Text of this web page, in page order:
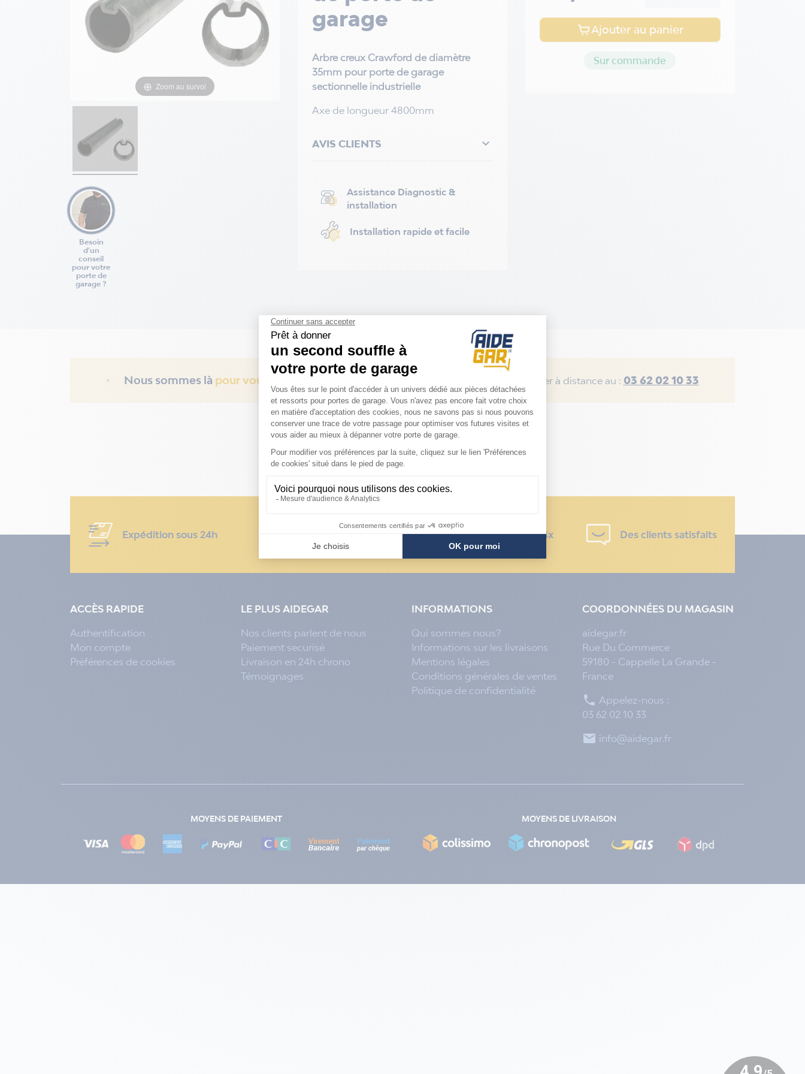
Zoom au survol
Besoin
d'un
conseil
pour votre
porte de
garage ?
garage
Arbre creux Crawford de diamètre
35mm pour porte de garage
sectionnelle industrielle
Axe de longueur 4800mm
AVIS CLIENTS 
Assistance Diagnostic &
installation
Installation rapide et facile
Ajouter au panier
Sur commande
Nous sommes là pour vous Votre technicien vous guide par téléphone pour réparer à distance au : 03 62 02 10 33
Expédition sous 24h Paiement en 3x ou 4x Des clients satisfaits
ACCÈS RAPIDE
Authentification
Mon compte
Préférences de cookies
LE PLUS AIDEGAR
Nos clients parlent de nous
Paiement securisé
Livraison en 24h chrono
Témoignages
INFORMATIONS
Qui sommes nous?
Informations sur les livraisons
Mentions légales
Conditions générales de ventes
Politique de confidentialité
COORDONNÉES DU MAGASIN
aidegar.fr
Rue Du Commerce
59180 - Cappelle La Grande -
France
 Appelez-nous :
03 62 02 10 33
 info@aidegar.fr
MOYENS DE PAIEMENT MOYENS DE LIVRAISON